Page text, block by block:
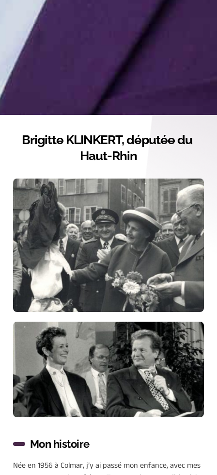
Brigitte KLINKERT, députée du
Haut-Rhin
Mon histoire
Née en 1956 à Colmar, j’y ai passé mon enfance, avec mes